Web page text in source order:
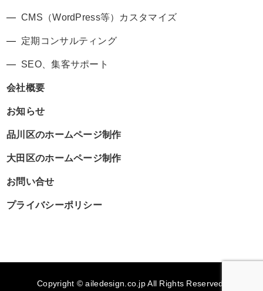
CMS（WordPress等）カスタマイズ
定期コンサルティング
SEO、集客サポート
会社概要
お知らせ
品川区のホームページ制作
大田区のホームページ制作
お問い合せ
プライバシーポリシー
Copyright © ailedesign.co.jp All Rights Reserved.